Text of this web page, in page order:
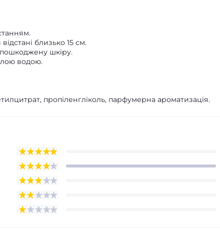
близько 15 см.
шкіру.
водою.
пропіленгліколь, парфумерна ароматизація.